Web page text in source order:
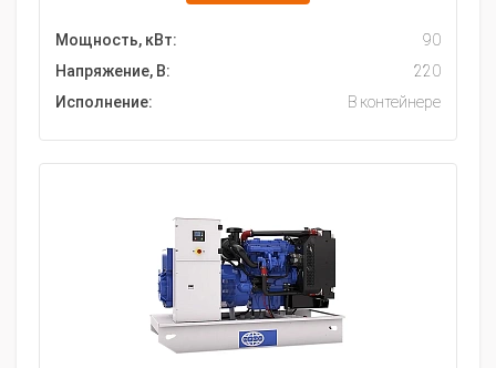
Мощность, кВт:
90
Напряжение, В:
220
Исполнение:
В контейнере